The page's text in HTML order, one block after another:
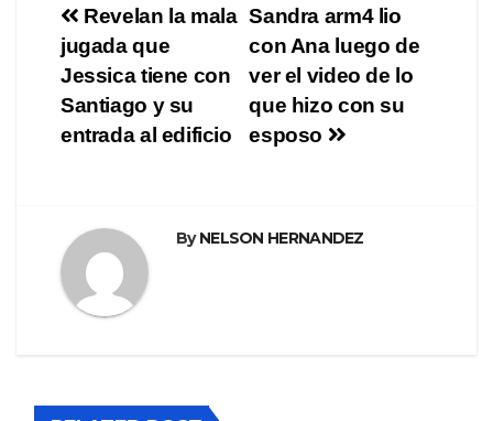
Navegación
de
entradas
Sandra arm4 lio
con Ana luego de
ver el video de lo
que hizo con su
esposo
Revelan la mala
jugada que
Jessica tiene con
Santiago y su
entrada al edificio
ByNELSON HERNANDEZ